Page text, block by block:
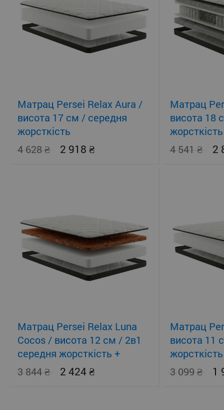
Матрац Persei Relax Aura /
висота 17 см / середня
жорсткість
4 628
2 918
Матрац
висота 18
жорсткість
4 541
2
Матрац Persei Relax Luna
Cocos / висота 12 см / 2в1
середня жорсткість +
помірно-жорсткий
3 844 2 424
Матрац
висота 11
жорсткість
3 099
1